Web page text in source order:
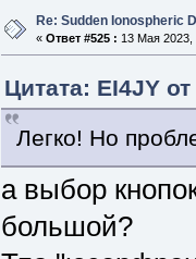
Re: Sudden Ionospheric
« Ответ #525 : 13 Мая 2023,
Цитата: EI4JY
Легко! Но
а выбор
большой?